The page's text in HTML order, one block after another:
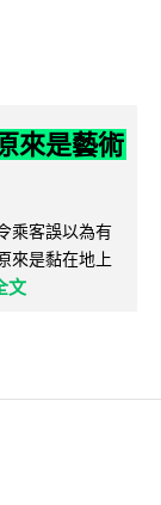
來是藝術
乘客誤以為有
來是黏在地上
文